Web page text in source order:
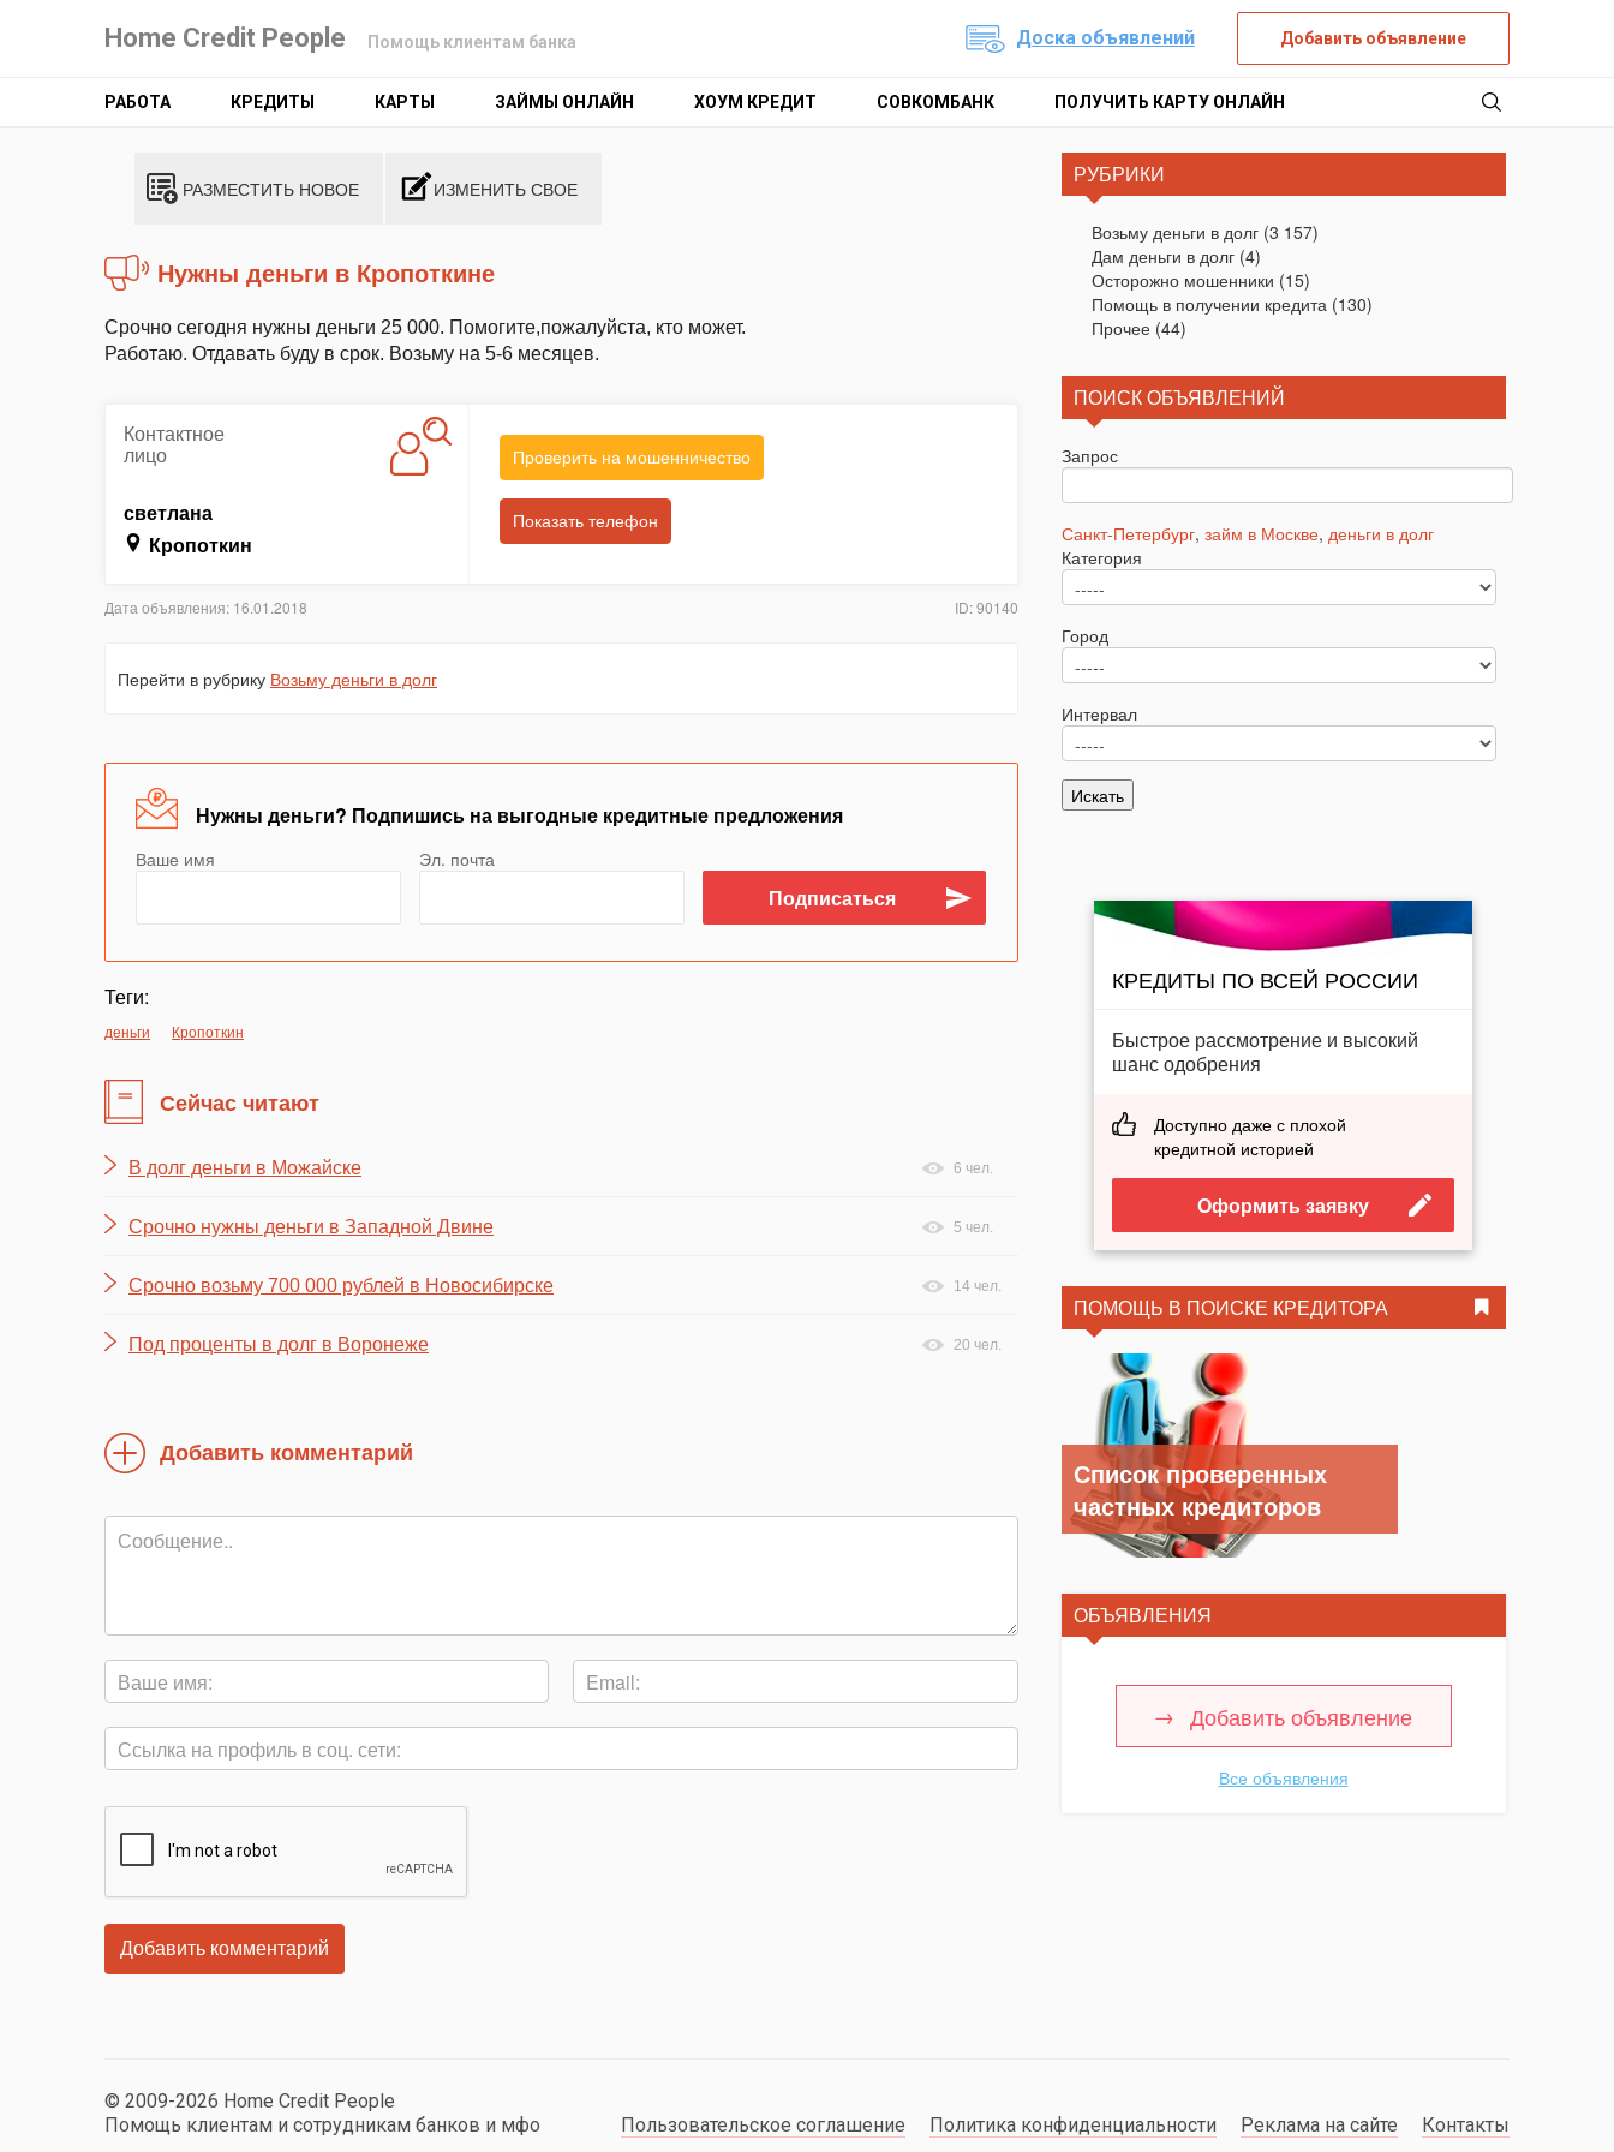
Home Credit People Помощь клиентам банка Доска объявлений Добавить объявление
РАБОТА КРЕДИТЫ КАРТЫ ЗАЙМЫ ОНЛАЙН ХОУМ КРЕДИТ СОВКОМБАНК ПОЛУЧИТЬ КАРТУ ОНЛАЙН
РАЗМЕСТИТЬ НОВОЕ ИЗМЕНИТЬ СВОЕ
Нужны деньги в Кропоткине
Срочно сегодня нужны деньги 25 000. Помогите,пожалуйста, кто может.
Работаю. Отдавать буду в срок. Возьму на 5-6 месяцев.
Контактное
лицо
светлана
Кропоткин
Проверить на мошенничество
Показать телефон
Дата объявления: 16.01.2018 ID: 90140
Перейти в рубрику Возьму деньги в долг
Нужны деньги? Подпишись на выгодные кредитные предложения
Ваше имя Эл. почта
Теги:
деньги Кропоткин
Сейчас читают
В долг деньги в Можайске 6 чел.
Срочно нужны деньги в Западной Двине 5 чел.
Срочно возьму 700 000 рублей в Новосибирске 14 чел.
Под проценты в долг в Воронеже 20 чел.
Добавить комментарий
РУБРИКИ
Возьму деньги в долг(3 157)
Дам деньги в долг(4)
Осторожно мошенники (15)
Помощь в получении кредита(130)
Прочее(44)
ПОИСК ОБЪЯВЛЕНИЙ
Запрос
Санкт-Петербург, займ в Москве, деньги в долг
Категория
Город
Интервал
КРЕДИТЫ ПО ВСЕЙ РОССИИ
Быстрое рассмотрение и высокий
шанс одобрения
Доступно даже с плохой
кредитной историей
Оформить заявку
ПОМОЩЬ В ПОИСКЕ КРЕДИТОРА
Список проверенных
частных кредиторов
ОБЪЯВЛЕНИЯ
Добавить объявление
Все объявления
© 2009-2026 Home Credit People
Помощь клиентам и сотрудникам банков и мфо
Пользовательское соглашение Политика конфиденциальности Реклама на сайте Контакты